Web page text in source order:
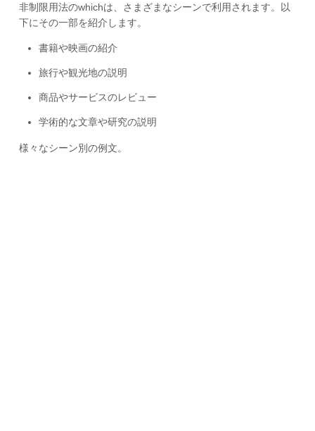
非制限用法のwhichは、さまざまなシーンで利用されます。以
下にその一部を紹介します。
書籍や映画の紹介
旅行や観光地の説明
商品やサービスのレビュー
学術的な文章や研究の説明
様々なシーン別の例文。